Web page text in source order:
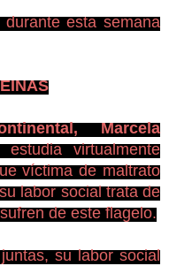
esta semana
Marcela
virtualmente
víctima de maltrato
labor social trata de
de este flagelo.
su labor social